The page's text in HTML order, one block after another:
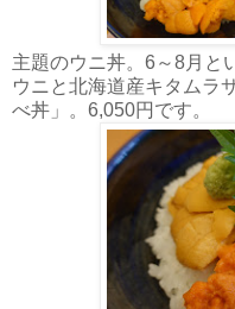
主題のウニ丼。6～8月と
ウニと北海道産キタムラ
べ丼」。6,050円です。